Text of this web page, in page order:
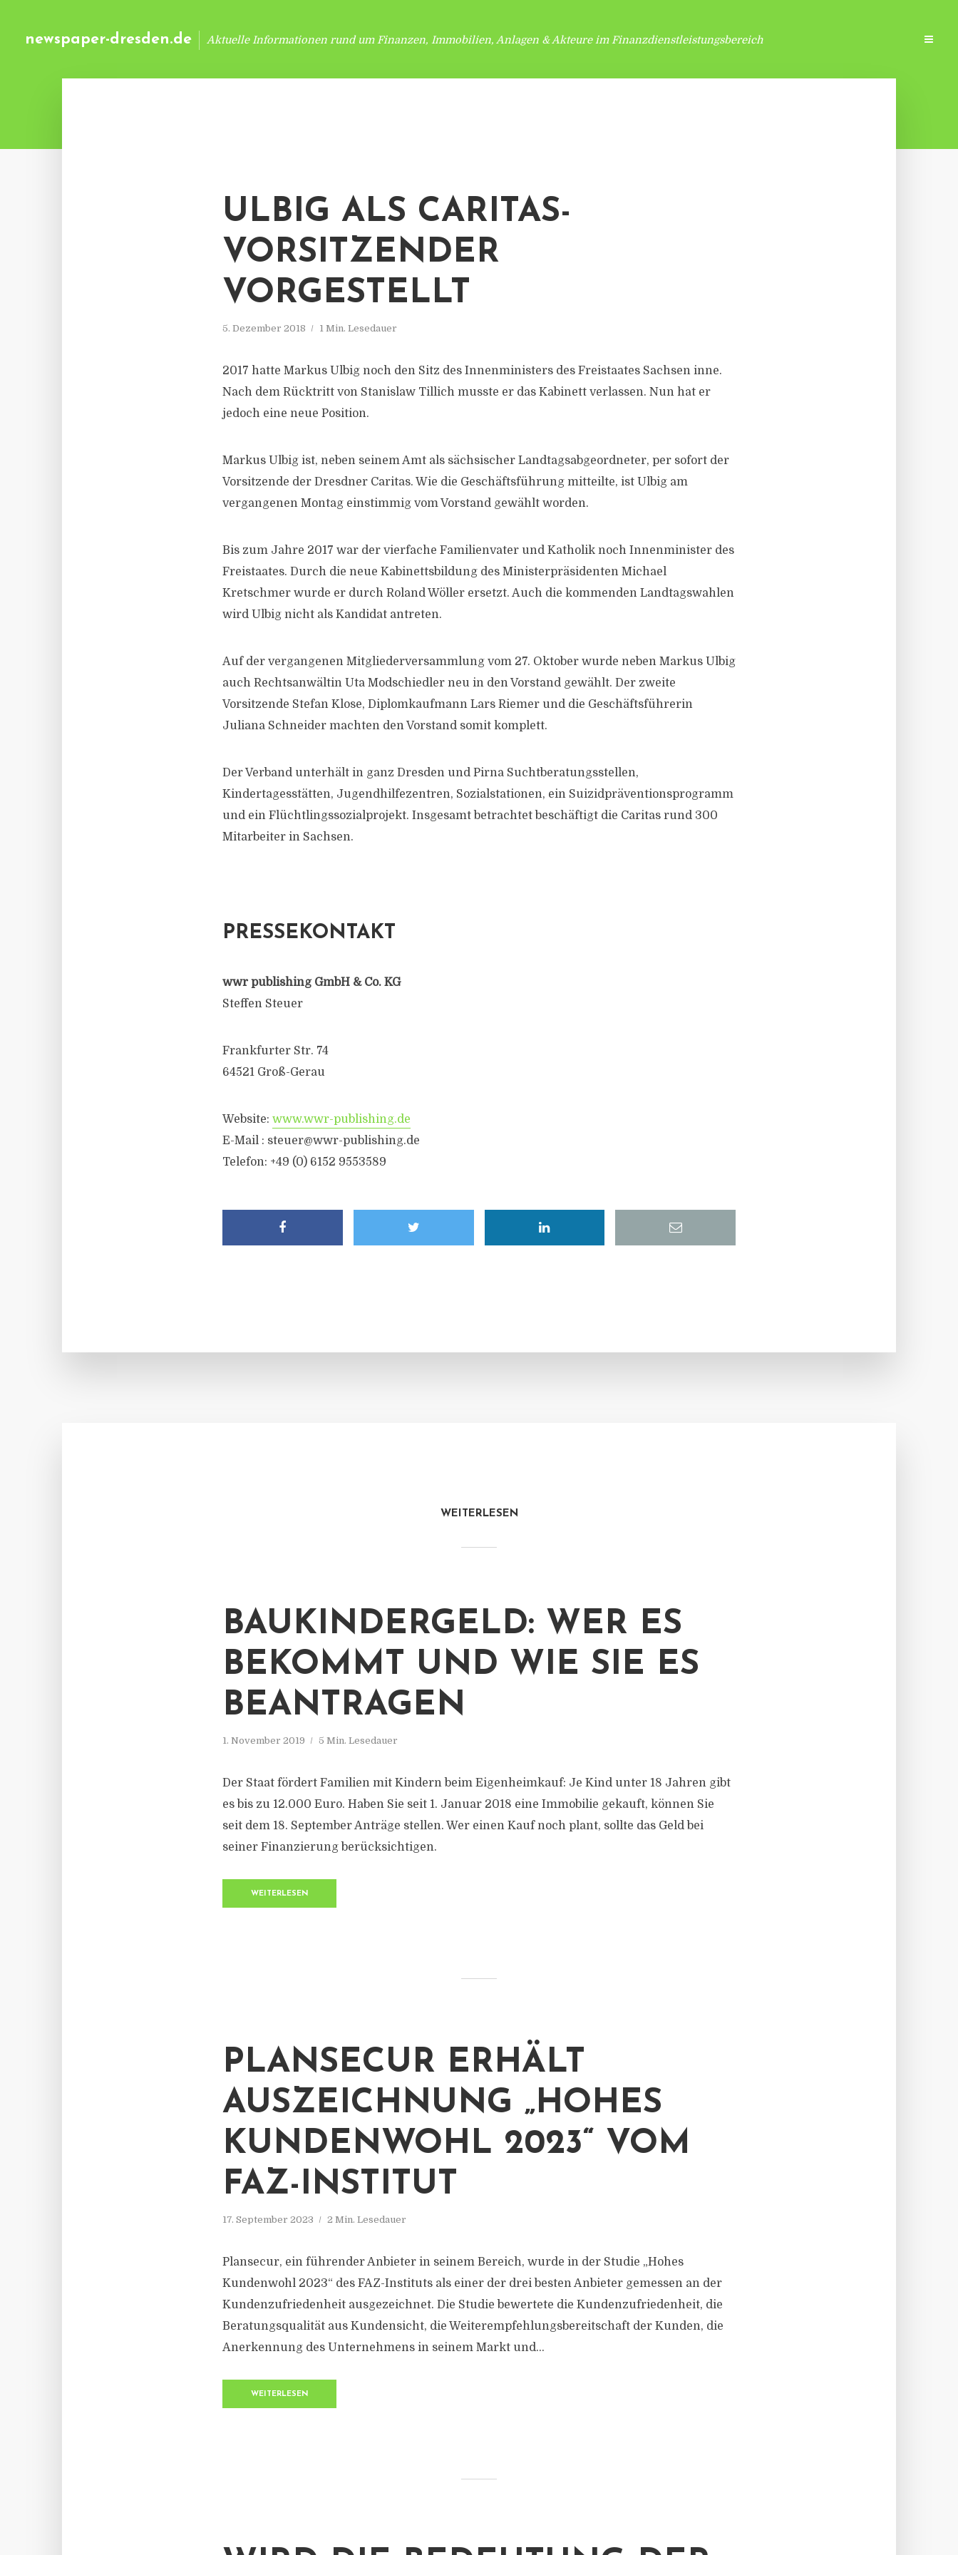
newspaper-dresden.de Aktuelle Informationen rund um Finanzen, Immobilien, Anlagen & Akteure im Finanzdienstleistungsbereich
ULBIG ALS CARITAS-
VORSITZENDER
VORGESTELLT
5. Dezember 2018 1 Min. Lesedauer
2017 hatte Markus Ulbig noch den Sitz des Innenministers des Freistaates Sachsen inne.
Nach dem Rücktritt von Stanislaw Tillich musste er das Kabinett verlassen. Nun hat er
jedoch eine neue Position.
Markus Ulbig ist, neben seinem Amt als sächsischer Landtagsabgeordneter, per sofort der
Vorsitzende der Dresdner Caritas. Wie die Geschäftsführung mitteilte, ist Ulbig am
vergangenen Montag einstimmig vom Vorstand gewählt worden.
Bis zum Jahre 2017 war der vierfache Familienvater und Katholik noch Innenminister des
Freistaates. Durch die neue Kabinettsbildung des Ministerpräsidenten Michael
Kretschmer wurde er durch Roland Wöller ersetzt. Auch die kommenden Landtagswahlen
wird Ulbig nicht als Kandidat antreten.
Auf der vergangenen Mitgliederversammlung vom 27. Oktober wurde neben Markus Ulbig
auch Rechtsanwältin Uta Modschiedler neu in den Vorstand gewählt. Der zweite
Vorsitzende Stefan Klose, Diplomkaufmann Lars Riemer und die Geschäftsführerin
Juliana Schneider machten den Vorstand somit komplett.
Der Verband unterhält in ganz Dresden und Pirna Suchtberatungsstellen,
Kindertagesstätten, Jugendhilfezentren, Sozialstationen, ein Suizidpräventionsprogramm
und ein Flüchtlingssozialprojekt. Insgesamt betrachtet beschäftigt die Caritas rund 300
Mitarbeiter in Sachsen.
PRESSEKONTAKT
wwr publishing GmbH & Co. KG
Steffen Steuer
Frankfurter Str. 74
64521 Groß-Gerau
Website: www.wwr-publishing.de
E-Mail : steuer@wwr-publishing.de
Telefon: +49 (0) 6152 9553589
WEITERLESEN
BAUKINDERGELD: WER ES
BEKOMMT UND WIE SIE ES
BEANTRAGEN
1. November 2019 5 Min. Lesedauer
Der Staat fördert Familien mit Kindern beim Eigenheimkauf: Je Kind unter 18 Jahren gibt
es bis zu 12.000 Euro. Haben Sie seit 1. Januar 2018 eine Immobilie gekauft, können Sie
seit dem 18. September Anträge stellen. Wer einen Kauf noch plant, sollte das Geld bei
seiner Finanzierung berücksichtigen.
WEITERLESEN
PLANSECUR ERHÄLT
AUSZEICHNUNG „HOHES
KUNDENWOHL 2023“ VOM
FAZ-INSTITUT
17. September 2023 2 Min. Lesedauer
Plansecur, ein führender Anbieter in seinem Bereich, wurde in der Studie „Hohes
Kundenwohl 2023“ des FAZ-Instituts als einer der drei besten Anbieter gemessen an der
Kundenzufriedenheit ausgezeichnet. Die Studie bewertete die Kundenzufriedenheit, die
Beratungsqualität aus Kundensicht, die Weiterempfehlungsbereitschaft der Kunden, die
Anerkennung des Unternehmens in seinem Markt und...
WEITERLESEN